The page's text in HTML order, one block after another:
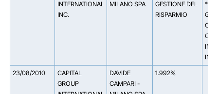
INTERNATIONAL
INC.
MILANO SPA
GESTIONE DEL
RISPARMIO
**
23/08/2010
CAPITAL
GROUP
DAVIDE
CAMPARI -
1.992%